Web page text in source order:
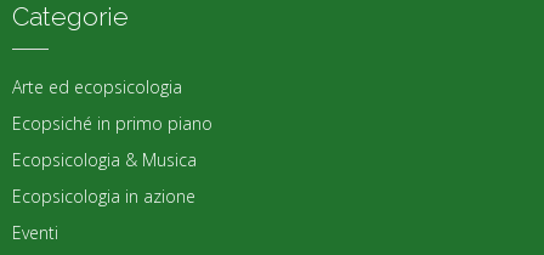
Categorie
Arte ed ecopsicologia
Ecopsiché in primo piano
Ecopsicologia & Musica
Ecopsicologia in azione
Eventi